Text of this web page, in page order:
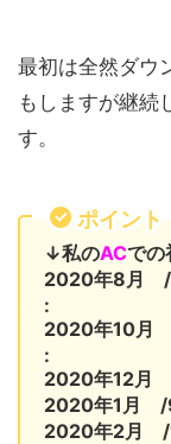
最初は全然ダウ
もしますが継続
す。
ポイント
↓私のACでの
2020年8月
:
2020年10
:
2020年12
2020年1月 /
2020年2月 /